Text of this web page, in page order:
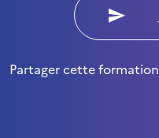
Partager cette formation